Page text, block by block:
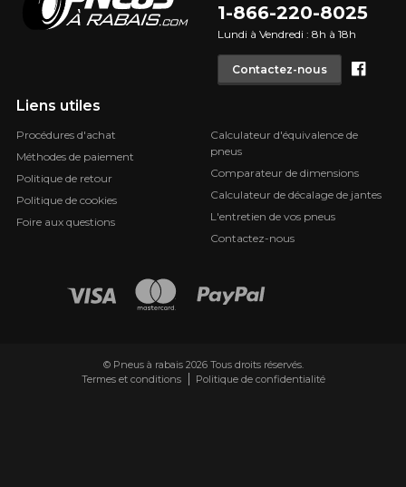
1-866-220-8025
Lundi à Vendredi : 8h à 18h
Contactez-nous
Liens utiles
Procédures d'achat
Méthodes de paiement
Politique de retour
Politique de cookies
Foire aux questions
Calculateur d'équivalence de
pneus
Comparateur de dimensions
Calculateur de décalage de jantes
L'entretien de vos pneus
Contactez-nous
© Pneus à rabais 2026 Tous droits réservés.
Termes et conditions
Politique de confidentialité